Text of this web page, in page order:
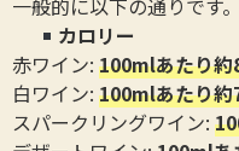
一般的に以下の通りです。
カロリー
赤ワイン: 100mlあたり
白ワイン: 100mlあたり
スパークリングワイン: